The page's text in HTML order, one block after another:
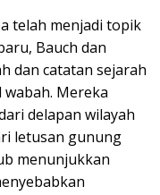
telah menjadi topik
Bauch dan
dan catatan sejarah
Mereka
delapan wilayah
letusan gunung
menunjukkan